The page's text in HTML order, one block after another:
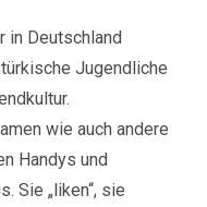
in Deutschland
Jugendliche
wie auch andere
Handys und
Sie „liken“, sie